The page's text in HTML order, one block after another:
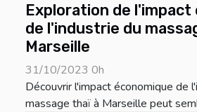
Exploration de l'impact
de l'industrie du
Marseille
31/10/2023 0h
Découvrir l'impact économique de
massage thaï à Marseille peut